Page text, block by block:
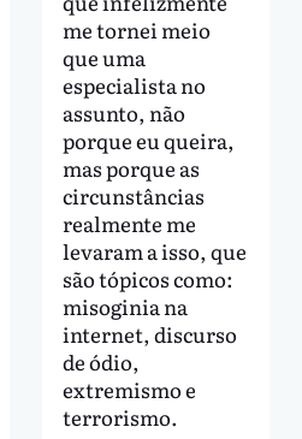
me tornei meio
que uma
especialista no
assunto, não
porque eu queira,
mas porque as
circunstâncias
realmente me
levaram a isso, que
são tópicos como:
misoginia na
internet, discurso
de ódio,
extremismo e
terrorismo.